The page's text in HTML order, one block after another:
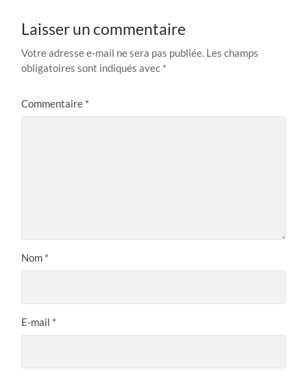
Laisser un commentaire
Votre adresse e-mail ne sera pas publiée. Les champs
obligatoires sont indiqués avec *
Commentaire *
Nom *
E-mail *